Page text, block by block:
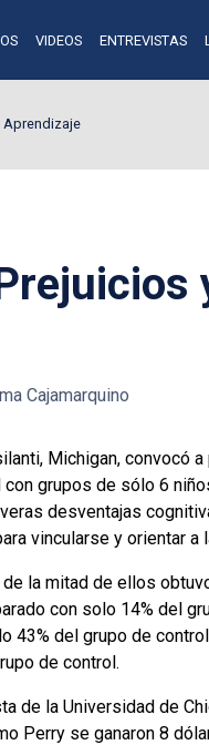
VIDEOS ENTREVISTAS
Aprendizaje
Cajamarquino
Michigan,
grupos de sólo 6
desventajas
vincularse y orientar a
la mitad de ellos
con solo 14% del
43% del grupo de
de control.
de la Universidad de
Perry se ganaron 8